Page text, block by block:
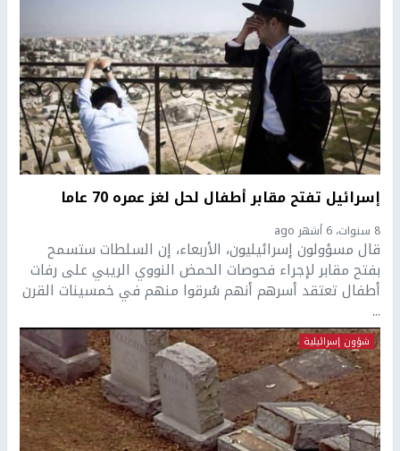
إسرائيل تفتح مقابر أطفال لحل لغز عمره 70 عاما
8 سنوات، 6 أشهر ago
قال مسؤولون إسرائيليون، الأربعاء، إن السلطات ستسمح
بفتح مقابر لإجراء فحوصات الحمض النووي الريبي على رفات
أطفال تعتقد أسرهم أنهم سُرقوا منهم في خمسينات القرن
...
شؤون إسرائيلية